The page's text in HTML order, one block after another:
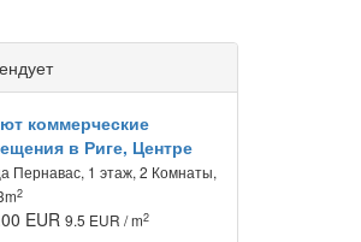
коммерческие
в Риге, Центре
Пернавас, 1 этаж, 2 Комнаты,
2
EUR9.5 EUR / m2